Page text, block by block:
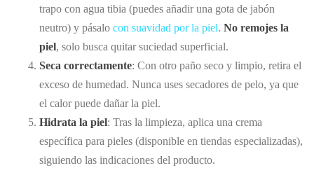
trapo con agua tibia (puedes añadir una gota de jabón
neutro) y pásalo con suavidad por la piel. No remojes la
piel, solo busca quitar suciedad superficial.
Seca correctamente: Con otro paño seco y limpio, retira el
exceso de humedad. Nunca uses secadores de pelo, ya que
el calor puede dañar la piel.
Hidrata la piel: Tras la limpieza, aplica una crema
específica para pieles (disponible en tiendas especializadas),
siguiendo las indicaciones del producto.